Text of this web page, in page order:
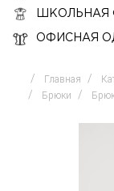
ШКОЛЬНАЯ
ОФИСНАЯ
Главная
Брюки